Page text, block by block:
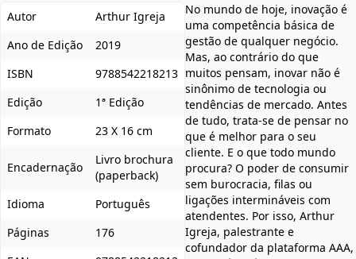
Autor
Arthur Igreja
Ano de Edição
2019
ISBN
9788542218213
Edição
1ª Edição
Formato
23 X 16 cm
Encadernação
Livro brochura
(paperback)
Idioma
Português
Páginas
176
No mundo de hoje, inovação é
uma competência básica de
gestão de qualquer negócio.
Mas, ao contrário do que
muitos pensam, inovar não é
sinônimo de tecnologia ou
tendências de mercado. Antes
de tudo, trata-se de pensar no
que é melhor para o seu
cliente. E o que todo mundo
procura? O poder de consumir
sem burocracia, filas ou
ligações intermináveis com
atendentes. Por isso, Arthur
Igreja, palestrante e
cofundador da plataforma AAA,